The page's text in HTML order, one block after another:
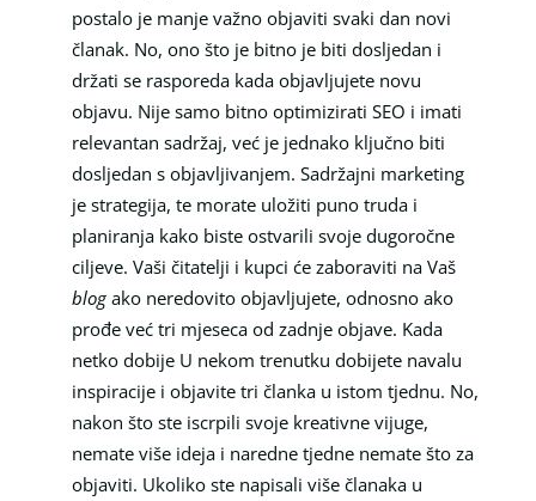
postalo je manje važno objaviti svaki dan novi
članak. No, ono što je bitno je biti dosljedan i
držati se rasporeda kada objavljujete novu
objavu. Nije samo bitno optimizirati SEO i imati
relevantan sadržaj, već je jednako ključno biti
dosljedan s objavljivanjem. Sadržajni marketing
je strategija, te morate uložiti puno truda i
planiranja kako biste ostvarili svoje dugoročne
ciljeve. Vaši čitatelji i kupci će zaboraviti na Vaš
blogako neredovito objavljujete, odnosno ako
prođe već tri mjeseca od zadnje objave. Kada
netko dobije U nekom trenutku dobijete navalu
inspiracije i objavite tri članka u istom tjednu. No,
nakon što ste iscrpili svoje kreativne vijuge,
nemate više ideja i naredne tjedne nemate što za
objaviti. Ukoliko ste napisali više članaka u